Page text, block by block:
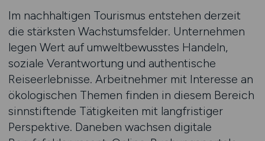
Im nachhaltigen Tourismus entstehen derzeit
die stärksten Wachstumsfelder. Unternehmen
legen Wert auf umweltbewusstes Handeln,
soziale Verantwortung und authentische
Reiseerlebnisse. Arbeitnehmer mit Interesse an
ökologischen Themen finden in diesem Bereich
sinnstiftende Tätigkeiten mit langfristiger
Perspektive. Daneben wachsen digitale